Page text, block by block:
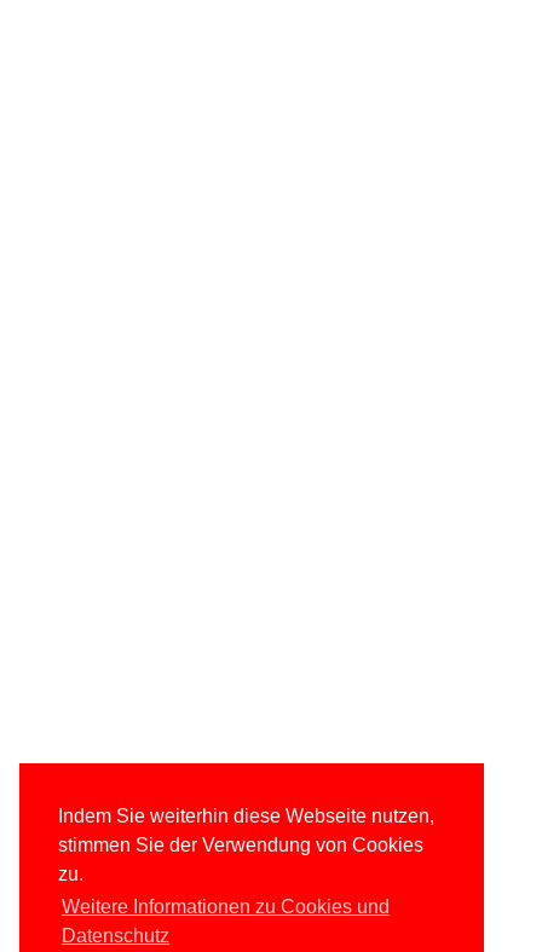
Indem Sie weiterhin diese Webseite nutzen,
stimmen Sie der Verwendung von Cookies
zu.
Weitere Informationen zu Cookies und
Datenschutz